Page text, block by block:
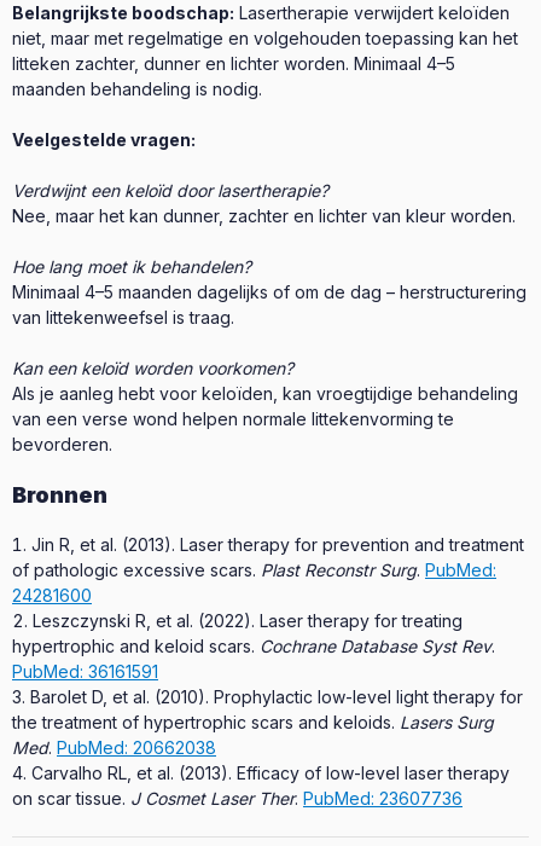
Belangrijkste boodschap: Lasertherapie verwijdert keloïden
niet, maar met regelmatige en volgehouden toepassing kan het
litteken zachter, dunner en lichter worden. Minimaal 4–5
maanden behandeling is nodig.
Veelgestelde vragen:
Verdwijnt een keloïd door lasertherapie?
Nee, maar het kan dunner, zachter en lichter van kleur worden.
Hoe lang moet ik behandelen?
Minimaal 4–5 maanden dagelijks of om de dag – herstructurering
van littekenweefsel is traag.
Kan een keloïd worden voorkomen?
Als je aanleg hebt voor keloïden, kan vroegtijdige behandeling
van een verse wond helpen normale littekenvorming te
bevorderen.
Bronnen
Jin R, et al. (2013). Laser therapy for prevention and treatment
of pathologic excessive scars. Plast Reconstr Surg. PubMed:
24281600
Leszczynski R, et al. (2022). Laser therapy for treating
hypertrophic and keloid scars. Cochrane Database Syst Rev.
PubMed: 36161591
Barolet D, et al. (2010). Prophylactic low-level light therapy for
the treatment of hypertrophic scars and keloids. Lasers Surg
Med. PubMed: 20662038
Carvalho RL, et al. (2013). Efficacy of low-level laser therapy
on scar tissue. J Cosmet Laser Ther. PubMed: 23607736